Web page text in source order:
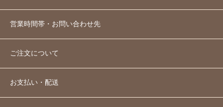
営業時間帯・お問い合わせ先
ご注文について
お支払い・配送